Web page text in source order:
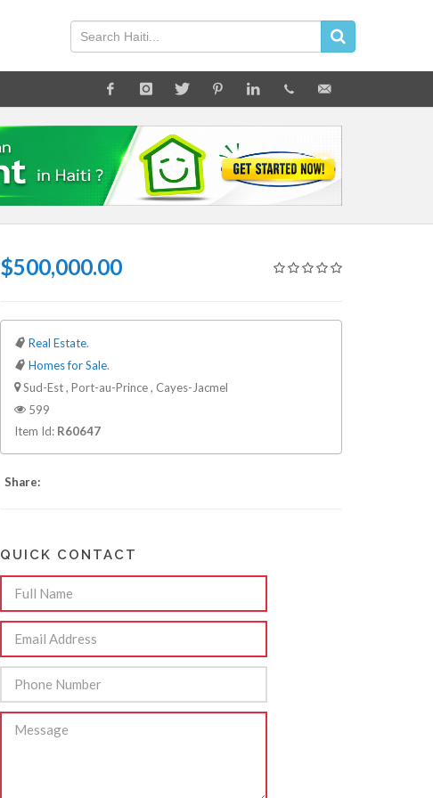
$500,000.00
Real Estate.
Homes for Sale.
Sud-Est , Port-au-Prince , Cayes-Jacmel
599
Item Id: R60647
Share:
QUICK CONTACT